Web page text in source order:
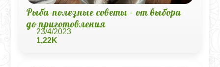
Рыба-полезные советы - от выбора
до приготовления
23/4/2023
1,22K